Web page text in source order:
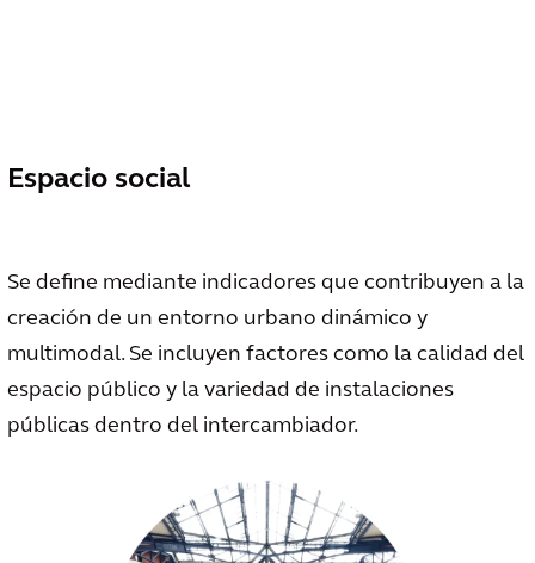
Espacio social
Se define mediante indicadores que contribuyen a la
creación de un entorno urbano dinámico y
multimodal. Se incluyen factores como la calidad del
espacio público y la variedad de instalaciones
públicas dentro del intercambiador.